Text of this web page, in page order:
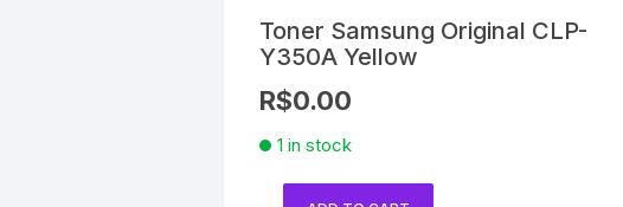
Toner Samsung Original CLP-
Y350A Yellow
R$0.00
1 in stock